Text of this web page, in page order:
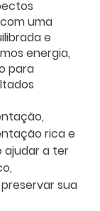
uma
e
energia,
para
rica e
ajudar a ter
sua